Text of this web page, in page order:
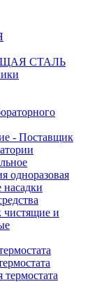
СТАЛЬ
- Поставщик
одноразовая
чистящие и
термостата